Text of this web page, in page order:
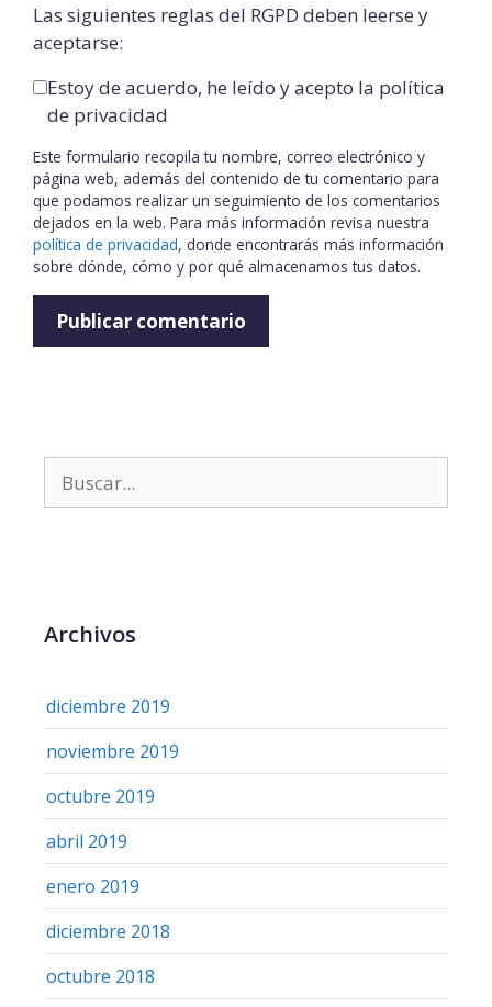
Las siguientes reglas del RGPD deben leerse y
aceptarse:
Estoy de acuerdo, he leído y acepto la política
de privacidad
Este formulario recopila tu nombre, correo electrónico y
página web, además del contenido de tu comentario para
que podamos realizar un seguimiento de los comentarios
dejados en la web. Para más información revisa nuestra
política de privacidad, donde encontrarás más información
sobre dónde, cómo y por qué almacenamos tus datos.
Archivos
diciembre 2019
noviembre 2019
octubre 2019
abril 2019
enero 2019
diciembre 2018
octubre 2018